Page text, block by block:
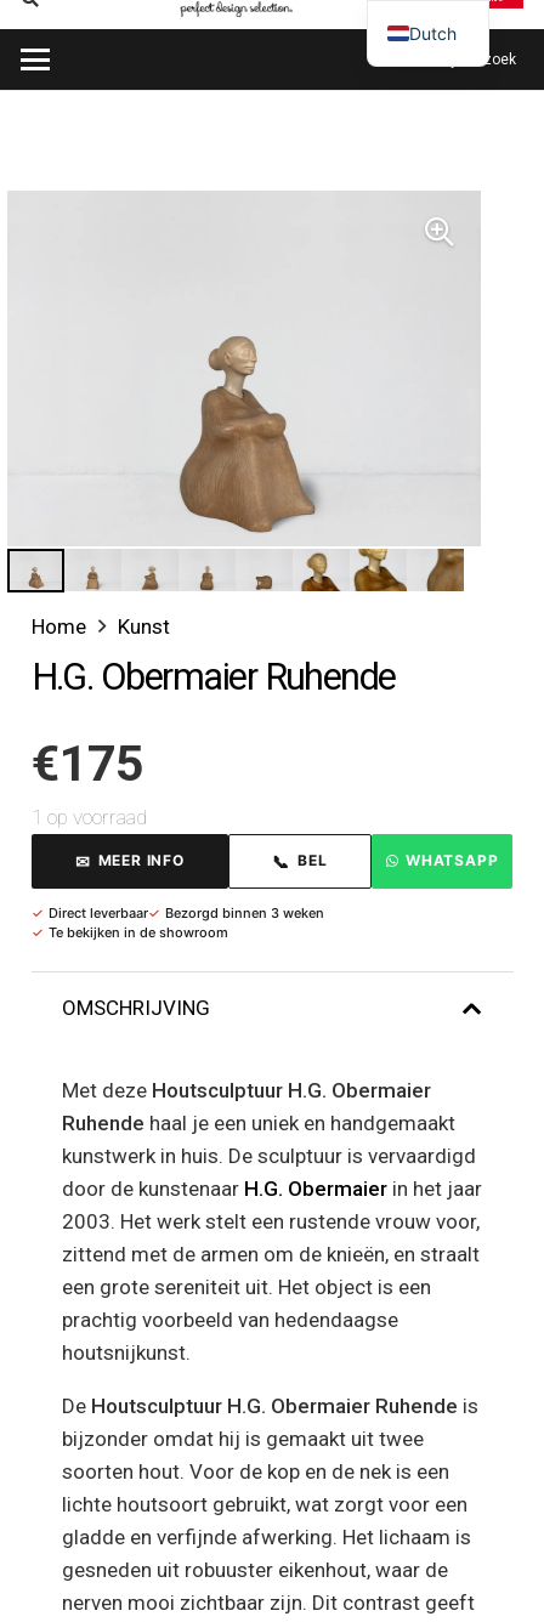
Plan mijn bezoek
Home Kunst
H.G. Obermaier Ruhende
€175
1 op voorraad
✉ MEER INFO 📞 BEL WHATSAPP
✓ Direct leverbaar✓ Bezorgd binnen 3 weken
✓ Te bekijken in de showroom
OMSCHRIJVING
Met deze Houtsculptuur H.G. Obermaier
Ruhende haal je een uniek en handgemaakt
kunstwerk in huis. De sculptuur is vervaardigd
door de kunstenaar H.G. Obermaier in het jaar
2003. Het werk stelt een rustende vrouw voor,
zittend met de armen om de knieën, en straalt
een grote sereniteit uit. Het object is een
prachtig voorbeeld van hedendaagse
houtsnijkunst.
De Houtsculptuur H.G. Obermaier Ruhende is
bijzonder omdat hij is gemaakt uit twee
soorten hout. Voor de kop en de nek is een
lichte houtsoort gebruikt, wat zorgt voor een
gladde en verfijnde afwerking. Het lichaam is
gesneden uit robuuster eikenhout, waar de
nerven mooi zichtbaar zijn. Dit contrast geeft
Dutch